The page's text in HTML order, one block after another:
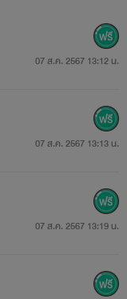
07 ส.ค. 2567 13:12 น.
07 ส.ค. 2567 13:13 น.
07 ส.ค. 2567 13:19 น.